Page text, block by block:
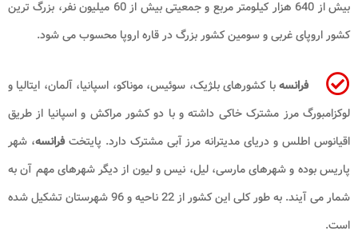
بیش از 640 هزار کیلومتر مربع و جمعیتی بیش از 60 میلیون نفر، بزرگ ترین
کشور اروپای غربی و سومین کشور بزرگ در قاره اروپا محسوب می شود.
فرانسهبا کشورهای بلژیک، سوئیس، موناکو، اسپانیا، آلمان، ایتالیا و
لوکزامبورگ مرز مشترک خاکی داشته و با دو کشور مراکش و اسپانیا از طریق
اقیانوس اطلس و دریای مدیترانه مرز آبی مشترک دارد. پایتختفرانسه، شهر
پاریس بوده و شهرهای مارسی، لیل، نیس و لیون از دیگر شهرهای مهم آن به
شمار می آیند. به طور کلی این کشور از 22 ناحیه و 96 شهرستان تشکیل شده
است.